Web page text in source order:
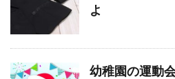
よ
幼稚園の運動